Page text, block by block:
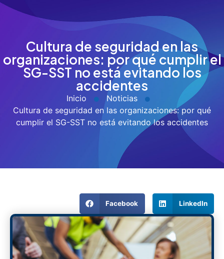
Cultura de seguridad en las
organizaciones: por qué cumplir el
SG-SST no está evitando los
accidentes
Inicio
Noticias
Cultura de seguridad en las organizaciones: por qué
cumplir el SG-SST no está evitando los accidentes
Facebook LinkedIn